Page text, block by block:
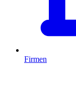
Firmen